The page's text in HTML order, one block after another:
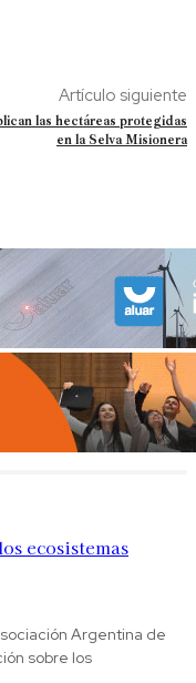
Artículo siguiente
las hectáreas protegidas
en la Selva Misionera
ecosistemas
Argentina de
sobre los